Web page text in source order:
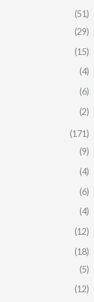
(51)
(29)
(15)
(4)
(6)
(2)
(171)
(9)
(4)
(6)
(4)
(12)
(18)
(5)
(12)